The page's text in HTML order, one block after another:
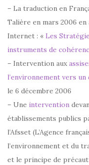
– La traduction en
Talière en mars 2006
Internet : « Les
instruments de
– Intervention aux
l’environnement vers
le 6 décembre 2006
– Une intervention
établissements publics
l’Afsset (L’Agence
l’environnement et du
et le principe de